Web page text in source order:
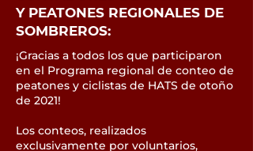
Y PEATONES REGIONALES DE
SOMBREROS:
¡Gracias a todos los que participaron
en el Programa regional de conteo de
peatones y ciclistas de HATS de otoño
de 2021!
Los conteos, realizados
exclusivamente por voluntarios,